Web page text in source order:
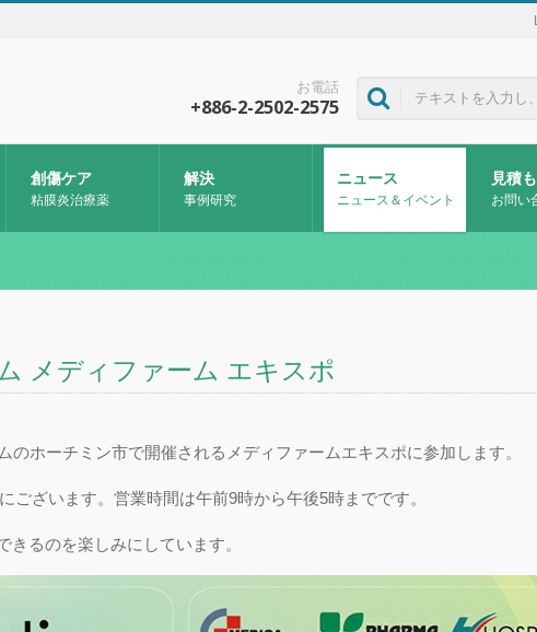
お電話
+886-2-2502-2575
創傷ケア
粘膜炎治療薬
解決
事例研究
ニュース
ニュース＆イベント
見積
お問い
メディファーム エキスポ
のホーチミン市で開催されるメディファームエキスポに参加します。
ございます。営業時間は午前9時から午後5時までです。
るのを楽しみにしています。